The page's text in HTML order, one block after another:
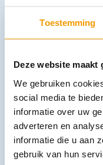
Toestemming
Deze website maakt
We gebruiken
social media te
informatie over uw
adverteren en
informatie die u aan
gebruik van hun
Zuurstofconcentrator
€ 3.079,25
2825 excl. btw